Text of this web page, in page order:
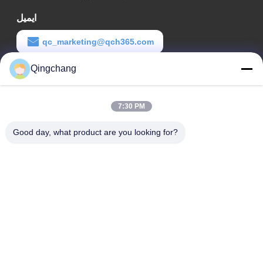
ایمیل
qc_marketing@qch365.com
زمان کار
00:00-23:59
آدرس شرکت
Qingchang
7:30 PM
Good day, what product are you looking for?